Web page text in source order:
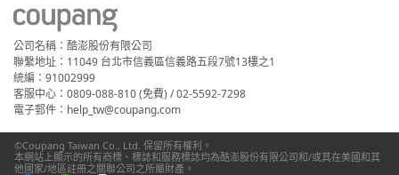
公司名稱：酷澎股份有限公司
聯繫地址：11049 台北市信義區信義路五段7號13樓之1
統編：91002999
客服中心：0809-088-810 (免費) / 02-5592-7298
電子郵件：help_tw@coupang.com
©Coupang Taiwan Co., Ltd. 保留所有權利。
本網站上顯示的所有商標、標誌和服務標誌均為酷澎股份有限公司和/或其在美國和其
他國家/地區註冊之關聯公司之所屬財產。